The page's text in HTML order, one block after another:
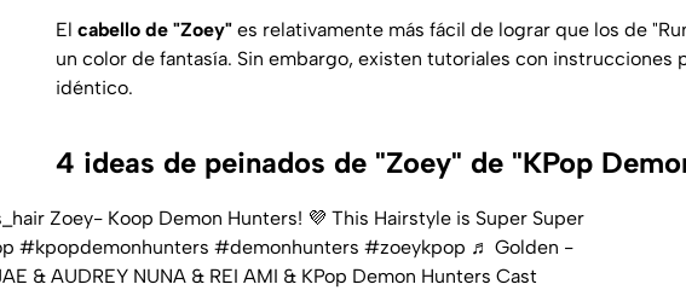
El cabello de "Zoey" es relativamente más fácil de lograr que los de
un color de fantasía. Sin embargo, existen tutoriales con instrucciones
idéntico.
4 ideas de peinados de "Zoey" de "KPop
Zoey- Koop Demon Hunters! 💜 This Hairstyle is Super Super
#kpopdemonhunters #demonhunters #zoeykpop ♬ Golden -
& AUDREY NUNA & REI AMI & KPop Demon Hunters Cast